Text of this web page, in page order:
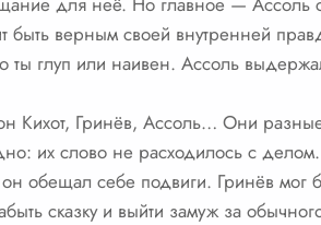
быть верным своей внутренней
ты глуп или наивен. Ассоль
Кихот, Гринёв, Ассоль… Они
их слово не расходилось с
обещал себе подвиги. Гринёв мог
сказку и выйти замуж за